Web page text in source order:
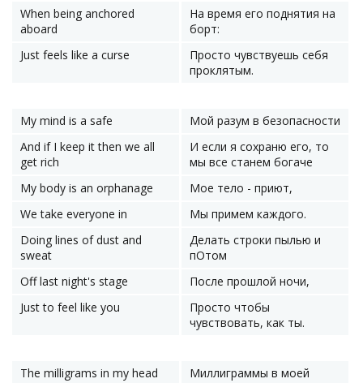
When being anchored
aboard
На время его поднятия на
борт:
Just feels like a curse
Просто чувствуешь себя
проклятым.
My mind is a safe
Мой разум в безопасности
And if I keep it then we all
get rich
И если я сохраню его, то
мы все станем богаче
My body is an orphanage
Мое тело - приют,
We take everyone in
Мы примем каждого.
Doing lines of dust and
sweat
Делать строки пылью и
пОтом
Off last night's stage
После прошлой ночи,
Just to feel like you
Просто чтобы
чувствовать, как ты.
The milligrams in my head
Миллиграммы в моей